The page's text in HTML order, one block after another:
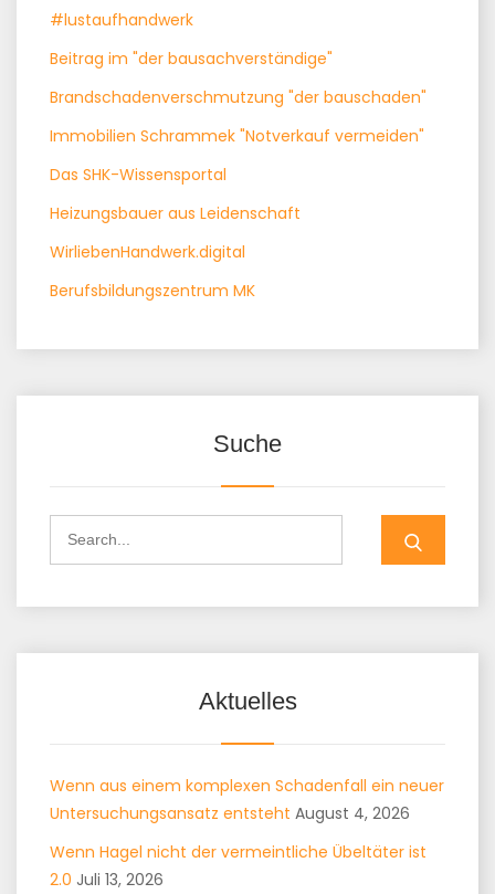
#lustaufhandwerk
Beitrag im "der bausachverständige"
Brandschadenverschmutzung "der bauschaden"
Immobilien Schrammek "Notverkauf vermeiden"
Das SHK-Wissensportal
Heizungsbauer aus Leidenschaft
WirliebenHandwerk.digital
Berufsbildungszentrum MK
Suche
Aktuelles
Wenn aus einem komplexen Schadenfall ein neuer
Untersuchungsansatz entsteht August 4, 2026
Wenn Hagel nicht der vermeintliche Übeltäter ist
2.0 Juli 13, 2026